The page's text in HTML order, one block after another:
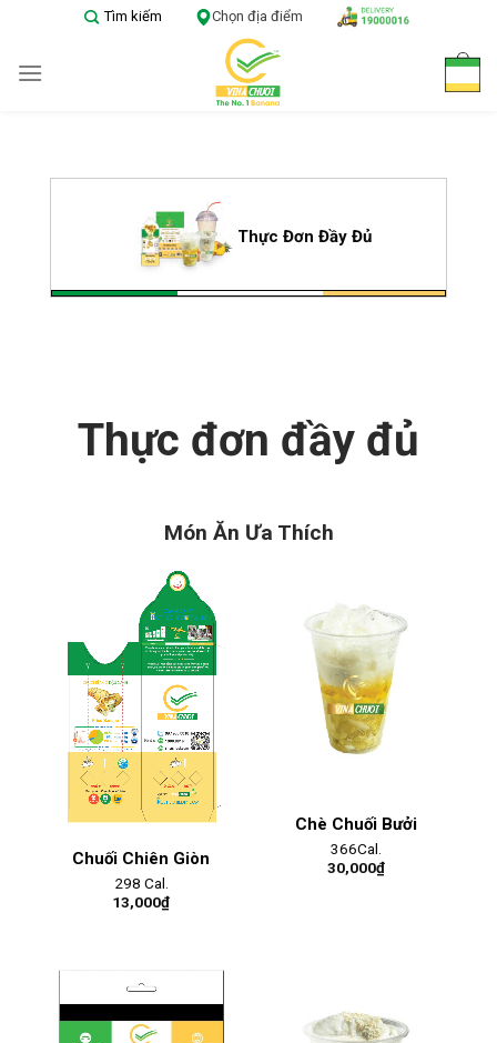
content
Tìm kiếm Chọn địa điểm
Thực Đơn Đầy Đủ
Thực đơn đầy đủ
Món Ăn Ưa Thích
Chuối Chiên Giòn
298 Cal.
13,000₫
Chè Chuối Bưởi
366Cal.
30,000₫